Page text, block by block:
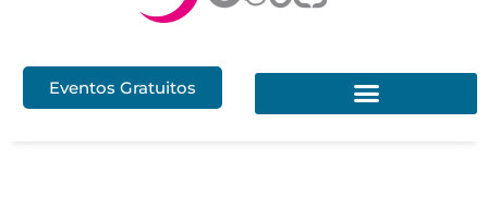
Eventos Gratuitos